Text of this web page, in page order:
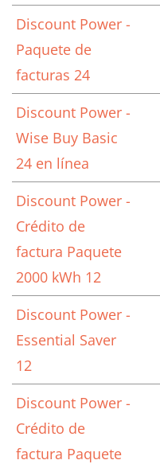
Discount Power -
Paquete de
facturas 24
Discount Power -
Wise Buy Basic
24 en línea
Discount Power -
Crédito de
factura Paquete
2000 kWh 12
Discount Power -
Essential Saver
12
Discount Power -
Crédito de
factura Paquete